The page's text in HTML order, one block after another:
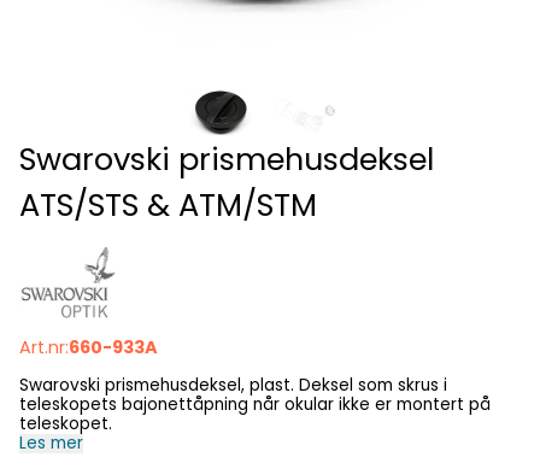
Swarovski prismehusdeksel
ATS/STS & ATM/STM
Art.nr:660-933A
Swarovski prismehusdeksel, plast. Deksel som skrus i
teleskopets bajonettåpning når okular ikke er montert på
teleskopet.
Les mer